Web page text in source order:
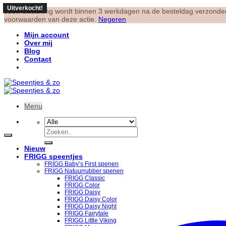
Jouw bestelling wordt binnen 3 werkdagen na de besteldag
voorwaarden van deze actie. Negeren
naar
inhoud
Mijn account
Over mij
Blog
Contact
Menu
Zoeken
naar:
Nieuw
FRIGG speentjes
FRIGG Baby’s First spenen
FRIGG Natuurrubber spenen
FRIGG Classic
FRIGG Color
FRIGG Daisy
FRIGG Daisy Color
FRIGG Daisy Night
FRIGG Fairytale
FRIGG Little Viking
Uitverkocht!
Uitverkocht!
Uitverkocht!
Uitverkocht!
Uitverkocht!